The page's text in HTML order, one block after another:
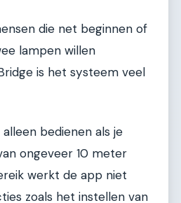
die net beginnen of
lampen willen
is het systeem veel
bedienen als je
ongeveer 10 meter
werkt de app niet
zoals het instellen van